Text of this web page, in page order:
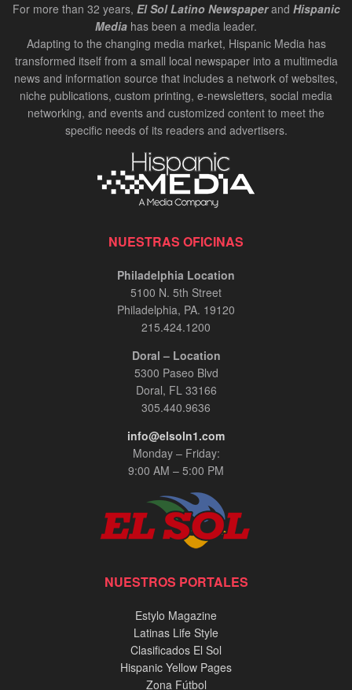
For more than 32 years, El Sol Latino Newspaperand Hispanic
Media has been a media leader.
Adapting to the changing media market, Hispanic Media has
transformed itself from a small local newspaper into a multimedia
news and information source that includes a network of websites,
niche publications, custom printing, e-newsletters, social media
networking, and events and customized content to meet the
specific needs of its readers and advertisers.
NUESTRAS OFICINAS
Philadelphia Location
5100 N. 5th Street
Philadelphia, PA. 19120
215.424.1200
Doral – Location
5300 Paseo Blvd
Doral, FL 33166
305.440.9636
info@elsoln1.com
Monday – Friday:
9:00 AM – 5:00 PM
NUESTROS PORTALES
Estylo Magazine
Latinas Life Style
Clasificados El Sol
Hispanic Yellow Pages
Zona Fútbol